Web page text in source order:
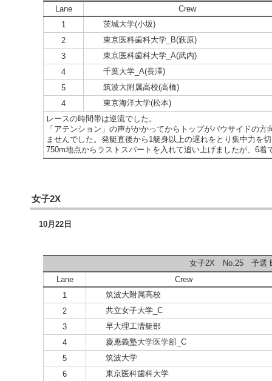
Lane
Crew
1
茨城大学(小坂)
2
東京医科歯科大学_B(萩原)
3
東京医科歯科大学_A(武内)
4
千葉大学_A(長澤)
5
筑波大附属高校(高橋)
4
東京海洋大学(松本)
レースの時間帯は逆流でした。
「アテンション」の声がかかってからトップがバウサイドの
ませんでした。発艇直後から1艇身以上の遅れをとり集中力を
750m地点からラストスパートを入れて追い上げましたが、6着
女子2X
10月22日
女子2X No.25 予選
Lane
Crew
1
筑波大附属高校
2
共立女子大学_C
3
早大理工漕艇部
4
慶應義塾大学医学部_C
5
筑波大学
6
東京医科歯科大学